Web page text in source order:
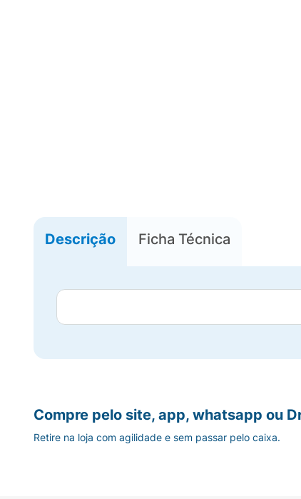
Descrição Ficha Técnica
Compre pelo site, app, whatsapp ou
Retire na loja com agilidade e sem passar pelo caixa.